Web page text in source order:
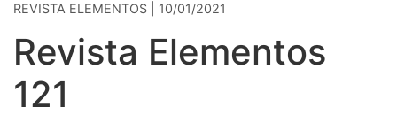
REVISTA ELEMENTOS | 10/01/2021
Revista Elementos
121